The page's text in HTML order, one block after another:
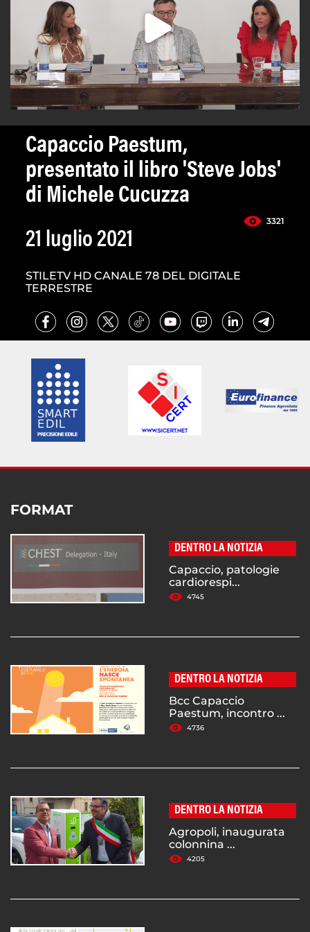
Capaccio Paestum,
presentato il libro 'Steve Jobs'
di Michele Cucuzza
3321
21 luglio 2021
STILETV HD CANALE 78 DEL DIGITALE
TERRESTRE
FORMAT
DENTRO LA NOTIZIA
Capaccio, patologie
cardiorespi...
4745
DENTRO LA NOTIZIA
Bcc Capaccio
Paestum, incontro ...
4736
DENTRO LA NOTIZIA
Agropoli, inaugurata
colonnina ...
4205